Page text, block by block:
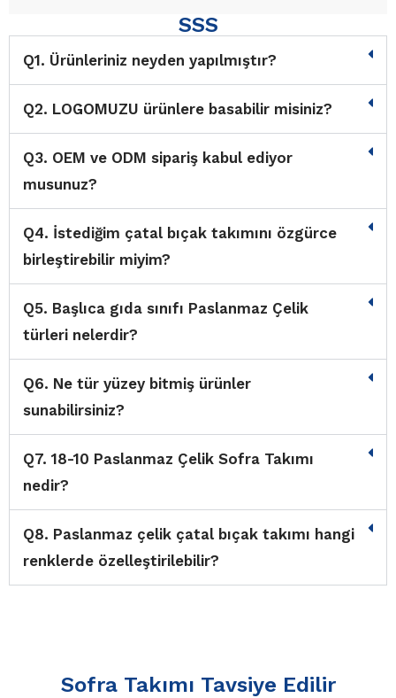
SSS
Q1. Ürünleriniz neyden yapılmıştır?
Q2. LOGOMUZU ürünlere basabilir misiniz?
Q3. OEM ve ODM sipariş kabul ediyor
musunuz?
Q4. İstediğim çatal bıçak takımını özgürce
birleştirebilir miyim?
Q5. Başlıca gıda sınıfı Paslanmaz Çelik
türleri nelerdir?
Q6. Ne tür yüzey bitmiş ürünler
sunabilirsiniz?
Q7. 18-10 Paslanmaz Çelik Sofra Takımı
nedir?
Q8. Paslanmaz çelik çatal bıçak takımı hangi
renklerde özelleştirilebilir?
Sofra Takımı Tavsiye Edilir